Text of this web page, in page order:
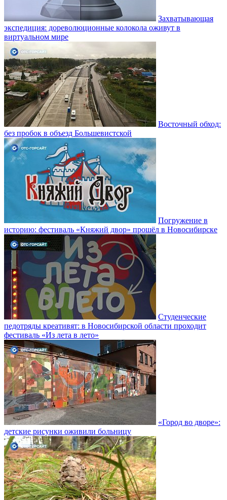
Захватывающая
экспедиция: дореволюционные колокола оживут в
виртуальном мире
Восточный обход:
без пробок в объезд Большевистской
Погружение в
историю: фестиваль «Княжий двор» прошёл в Новосибирске
Студенческие
педотряды креативят: в Новосибирской области проходит
фестиваль «Из лета в лето»
«Город во дворе»:
детские рисунки оживили больницу